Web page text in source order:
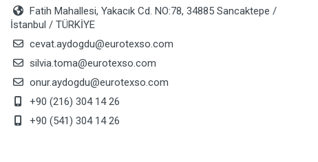
Fatih Mahallesi, Yakacık Cd. NO:78, 34885 Sancaktepe /
İstanbul / TÜRKİYE
cevat.aydogdu@eurotexso.com
silvia.toma@eurotexso.com
onur.aydogdu@eurotexso.com
+90 (216) 304 14 26
+90 (541) 304 14 26